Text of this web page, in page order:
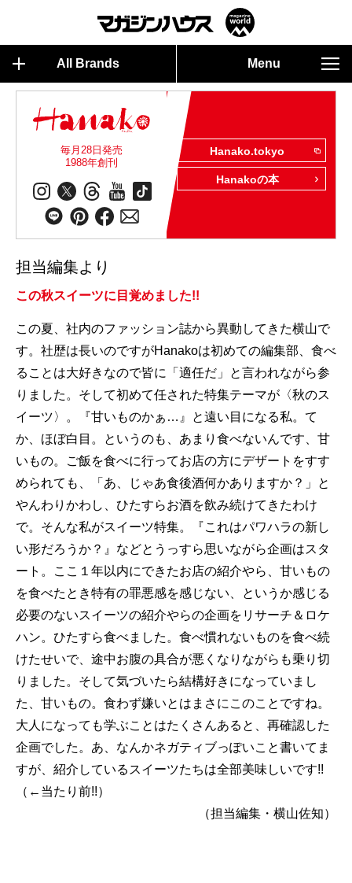
All Brands Menu
毎月28日発売
1988年創刊
Hanako.tokyo
Hanakoの本
担当編集より
この秋スイーツに目覚めました!!
この夏、社内のファッション誌から異動してきた横山で
す。社歴は長いのですがHanakoは初めての編集部、食べ
ることは大好きなので皆に「適任だ」と言われながら参
りました。そして初めて任された特集テーマが〈秋のス
イーツ〉。『甘いものかぁ…』と遠い目になる私。て
か、ほぼ白目。というのも、あまり食べないんです、甘
いもの。ご飯を食べに行ってお店の方にデザートをすす
められても、「あ、じゃあ食後酒何かありますか？」と
やんわりかわし、ひたすらお酒を飲み続けてきたわけ
で。そんな私がスイーツ特集。『これはパワハラの新し
い形だろうか？』などとうっすら思いながら企画はスタ
ート。ここ１年以内にできたお店の紹介やら、甘いもの
を食べたとき特有の罪悪感を感じない、というか感じる
必要のないスイーツの紹介やらの企画をリサーチ＆ロケ
ハン。ひたすら食べました。食べ慣れないものを食べ続
けたせいで、途中お腹の具合が悪くなりながらも乗り切
りました。そして気づいたら結構好きになっていまし
た、甘いもの。食わず嫌いとはまさにこのことですね。
大人になっても学ぶことはたくさんあると、再確認した
企画でした。あ、なんかネガティブっぽいこと書いてま
すが、紹介しているスイーツたちは全部美味しいです!!
（←当たり前!!）
（担当編集・横山佐知）